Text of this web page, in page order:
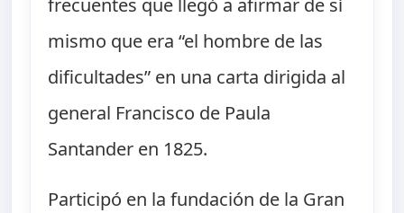
frecuentes que llegó a afirmar de sí
mismo que era “el hombre de las
dificultades” en una carta dirigida al
general Francisco de Paula
Santander en 1825.
Participó en la fundación de la Gran